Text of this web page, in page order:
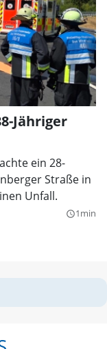
Jähriger
ein 28-
Straße in
Unfall.
query_builder1min